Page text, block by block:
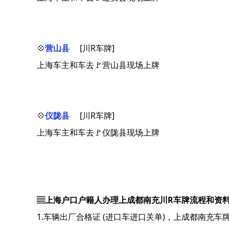
💠营山县
[川R车牌]
上海车主和车去🚩营山县现场上牌
💠仪陇县
[川R车牌]
上海车主和车去🚩仪陇县现场上牌
▤上海户口户籍人办理上成都南充川R车牌流程和资
1.车辆出厂合格证 (进口车进口关单)，上成都南充车